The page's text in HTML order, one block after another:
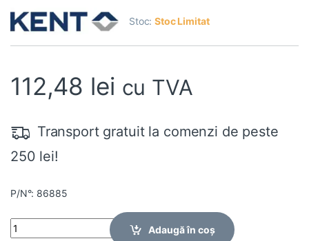
Stoc:Stoc Limitat
112,48 lei cu TVA
Transport gratuit la comenzi de peste
250 lei!
P/N°: 86885
Quantity
Adaugă în coș